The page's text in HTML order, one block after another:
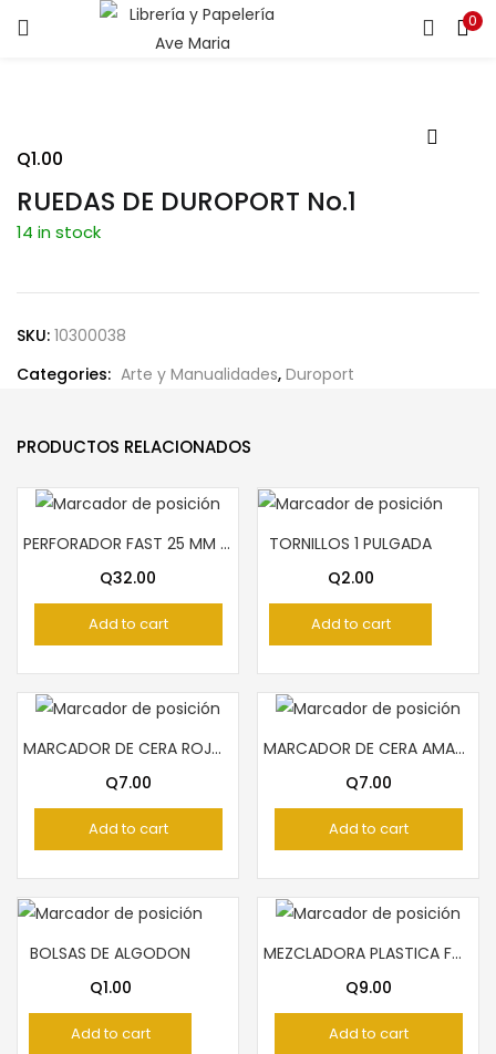
0
ENTRAR REGISTRARSE
Recuérdame
¿Contraseña perdida?
RUEDAS DE DUROPORT No.1
Q1.00
14 in stock
SKU: 10300038
Categories: Arte y Manualidades, Duroport
PRODUCTOS RELACIONADOS
PERFORADOR FAST 25 MM CIRCULO
Q32.00
Add to cart
TORNILLOS 1 PULGADA
Q2.00
Add to cart
MARCADOR DE CERA ROJO PELICAN
Q7.00
Add to cart
MARCADOR DE CERA AMARILLO PELICAN
Q7.00
Add to cart
BOLSAS DE ALGODON
Q1.00
Add to cart
MEZCLADORA PLASTICA FORMA FLOR
Q9.00
Add to cart